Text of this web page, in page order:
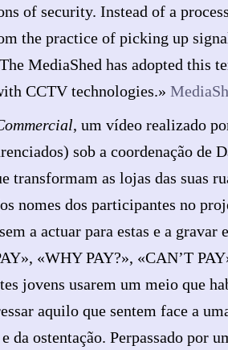
of security. Instead of a
the practice of picking up
MediaShed has adopted this
CCTV technologies.»
, um vídeo realizado
sob a coordenação de
transformam as lojas das suas
nomes dos participantes no
a actuar para estas e a
«WHY PAY?», «CAN’T
jovens usarem um meio que
aquilo que sentem face a
da ostentação. Perpassado por